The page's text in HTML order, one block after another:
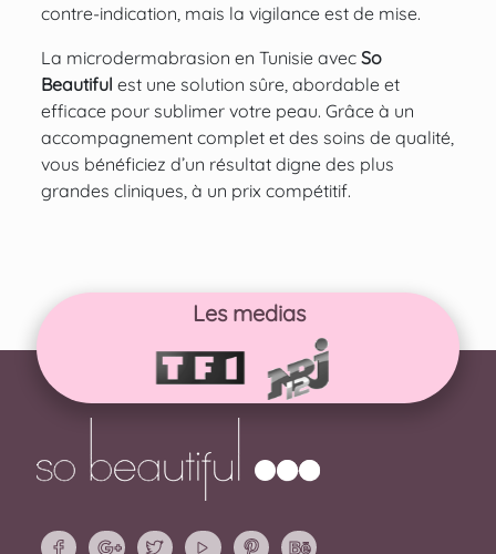
contre-indication, mais la vigilance est de mise.
La microdermabrasion en Tunisie avec So
Beautiful est une solution sûre, abordable et
efficace pour sublimer votre peau. Grâce à un
accompagnement complet et des soins de qualité,
vous bénéficiez d’un résultat digne des plus
grandes cliniques, à un prix compétitif.
Les medias